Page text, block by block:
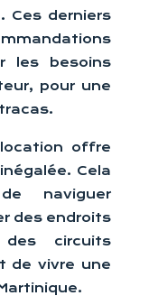
Ces derniers
les besoins
pour une
offre
Cela
naviguer
des endroits
circuits
de vivre une